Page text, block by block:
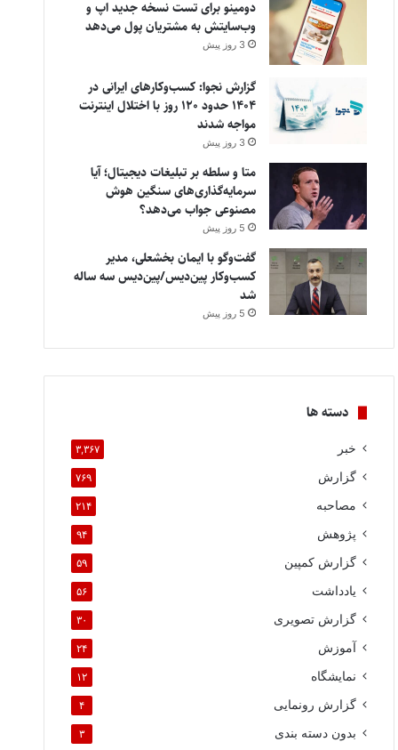
دومینو برای تست نسخه جدید اپ و
وب‌سایتش به مشتریان پول می‌دهد
3 روز پیش
گزارش نجوا: کسب‌وکارهای ایرانی در
۱۴۰۴ حدود ۱۲۰ روز با اختلال اینترنت
مواجه شدند
3 روز پیش
متا و سلطه بر تبلیغات دیجیتال؛ آیا
سرمایه‌گذاری‌های سنگین هوش
مصنوعی جواب می‌دهد؟
5 روز پیش
گفت‌وگو با ایمان بخشعلی، مدیر
کسب‌وکار پین‌دیس/پین‌دیس سه ساله
شد
5 روز پیش
دسته ها
خبر ۳,۳۶۷
گزارش ۷۶۹
مصاحبه ۲۱۴
پژوهش ۹۴
گزارش کمپین ۵۹
یادداشت ۵۶
گزارش تصویری ۳۰
آموزش ۲۴
نمایشگاه ۱۲
گزارش رونمایی ۴
بدون دسته بندی ۳